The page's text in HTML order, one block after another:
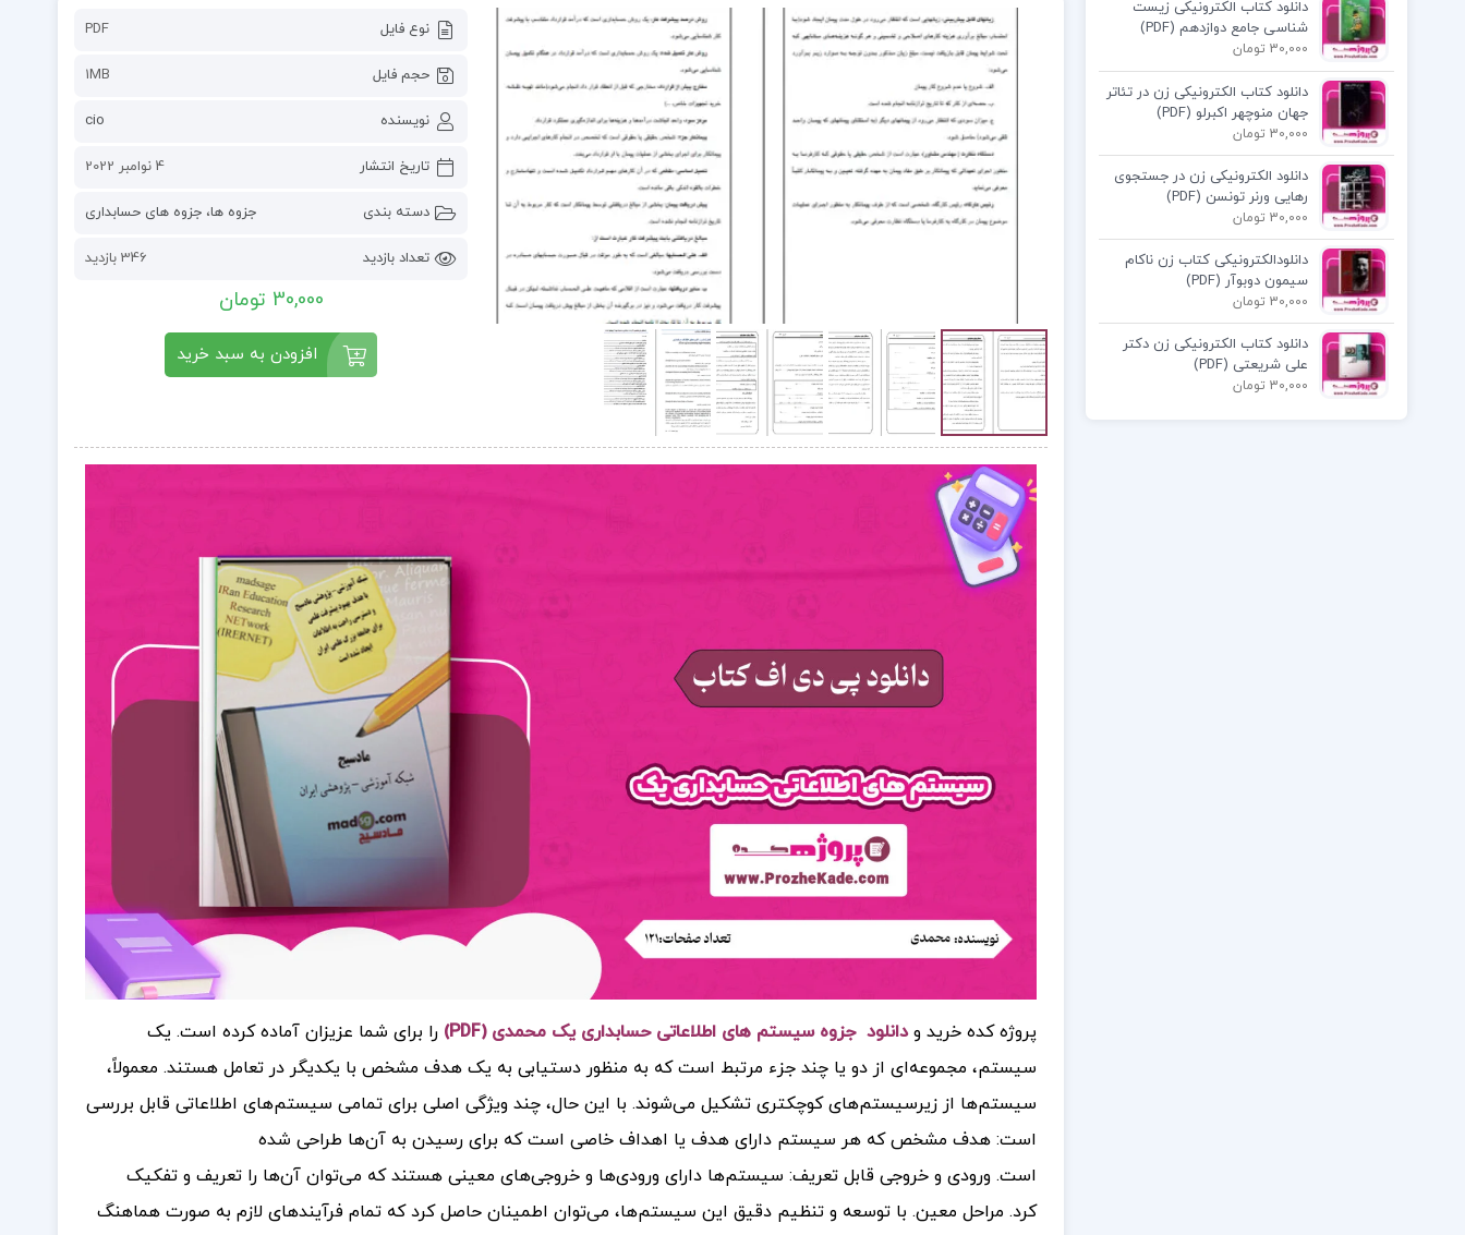
نوع فایل PDF
حجم فایل 1MB
نویسنده cio
تاریخ انتشار 4 نوامبر 2022
دسته بندی جزوه ها، جزوه های حسابداری
تعداد بازدید 346 بازدید
30,000 تومان
افزودن به سبد خرید
پروژه کده خرید و دانلود جزوه سیستم های اطلاعاتی حسابداری یک محمدی (PDF) را برای شما عزیزان آماده کرده است. یک
سیستم، مجموعه‌ای از دو یا چند جزء مرتبط است که به منظور دستیابی به یک هدف مشخص با یکدیگر در تعامل هستند. معمولاً،
سیستم‌ها از زیرسیستم‌های کوچکتری تشکیل می‌شوند. با این حال، چند ویژگی اصلی برای تمامی سیستم‌های اطلاعاتی قابل بررسی
است: هدف مشخص که هر سیستم دارای هدف یا اهداف خاصی است که برای رسیدن به آن‌ها طراحی شده
است. ورودی و خروجی قابل تعریف: سیستم‌ها دارای ورودی‌ها و خروجی‌های معینی هستند که می‌توان آن‌ها را تعریف و تفکیک
کرد. مراحل معین. با توسعه و تنظیم دقیق این سیستم‌ها، می‌توان اطمینان حاصل کرد که تمام فرآیندهای لازم به صورت هماهنگ
دانلود کتاب الکترونیکی زیست
شناسی جامع دوازدهم (PDF)
30,000 تومان
دانلود کتاب الکترونیکی زن در تئاتر
جهان منوچهر اکبرلو (PDF)
30,000 تومان
دانلود الکترونیکی زن در جستجوی
رهایی ورنر تونسن (PDF)
30,000 تومان
دانلودالکترونیکی کتاب زن ناکام
سیمون دوبوآر (PDF)
30,000 تومان
دانلود کتاب الکترونیکی زن دکتر
علی شریعتی (PDF)
30,000 تومان